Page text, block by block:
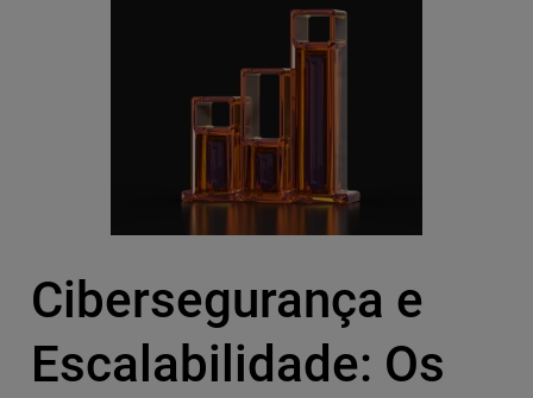
Cibersegurança e
Escalabilidade: Os